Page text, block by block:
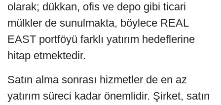
olarak; dükkan, ofis ve depo gibi ticari
mülkler de sunulmakta, böylece REAL
EAST portföyü farklı yatırım hedeflerine
hitap etmektedir.
Satın alma sonrası hizmetler de en az
yatırım süreci kadar önemlidir. Şirket, satın